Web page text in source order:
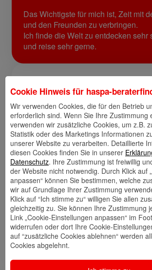
Das Wichtigste für mich ist, Zeit mit
und den Freunden zu verbringen.
Ich finde die Welt zu entdecken sehr
und reise sehr gerne.
Kontakt
speichern
Walletkarte
hinzufügen
Website
🎊 Haspa-
Veranstaltungen
🎁 Kunden
werben
Kunden
Cookie Hinweis für haspa-
Wir verwenden Cookies, die für den Betrieb
erforderlich sind. Wenn Sie Ihre Zustimmung
verwenden wir zusätzliche Cookies, um z.B.
Statistik oder des Marketings Informationen
unserer Website zu verarbeiten. Detaillierte
diesen Cookies finden Sie in unserer
Datenschutz. Ihre Zustimmung ist freiwillig
der Website nicht notwendig. Durch Klick auf
anpassen“ können Sie bestimmen, welche
wir auf Grundlage Ihrer Zustimmung
Klick auf “Ich stimme zu“ willigen Sie allen
gleichzeitig zu. Sie können Ihre Zustimmung
Link „Cookie-Einstellungen anpassen“ im
widerrufen oder dort Ihre Cookie-
auf “zusätzliche Cookies ablehnen“ werden
Cookies abgelehnt.